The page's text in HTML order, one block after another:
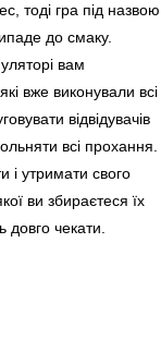
тоді гра під назвою
до смаку.
вам
вже виконували всі
відвідувачів
всі прохання.
і утримати свого
ви збираєтеся їх
довго чекати.